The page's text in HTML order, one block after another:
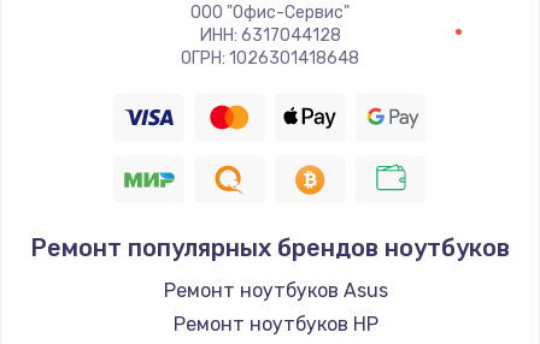
ООО "Офис-Сервис"
ИНН: 6317044128
ОГРН: 1026301418648
Ремонт популярных брендов ноутбуков
Ремонт ноутбуков Asus
Ремонт ноутбуков HP